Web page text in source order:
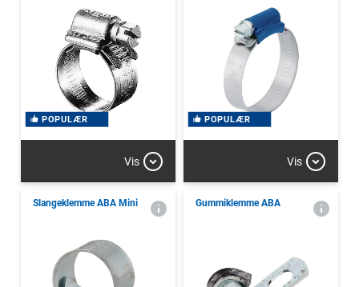
POPULÆR
Vis
POPULÆR
Vis
Slangeklemme ABA Mini Gummiklemme ABA